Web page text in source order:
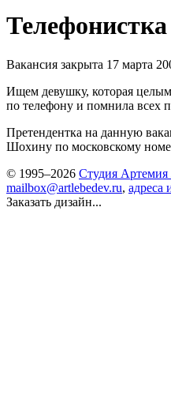
Телефонистка
Вакансия закрыта 17 марта
Ищем девушку, которая
по телефону и помнила всех
Претендентка на данную
Шохину по московскому
© 1995–2026 Студия Артемия
mailbox@artlebedev.ru, адреса
Заказать дизайн...